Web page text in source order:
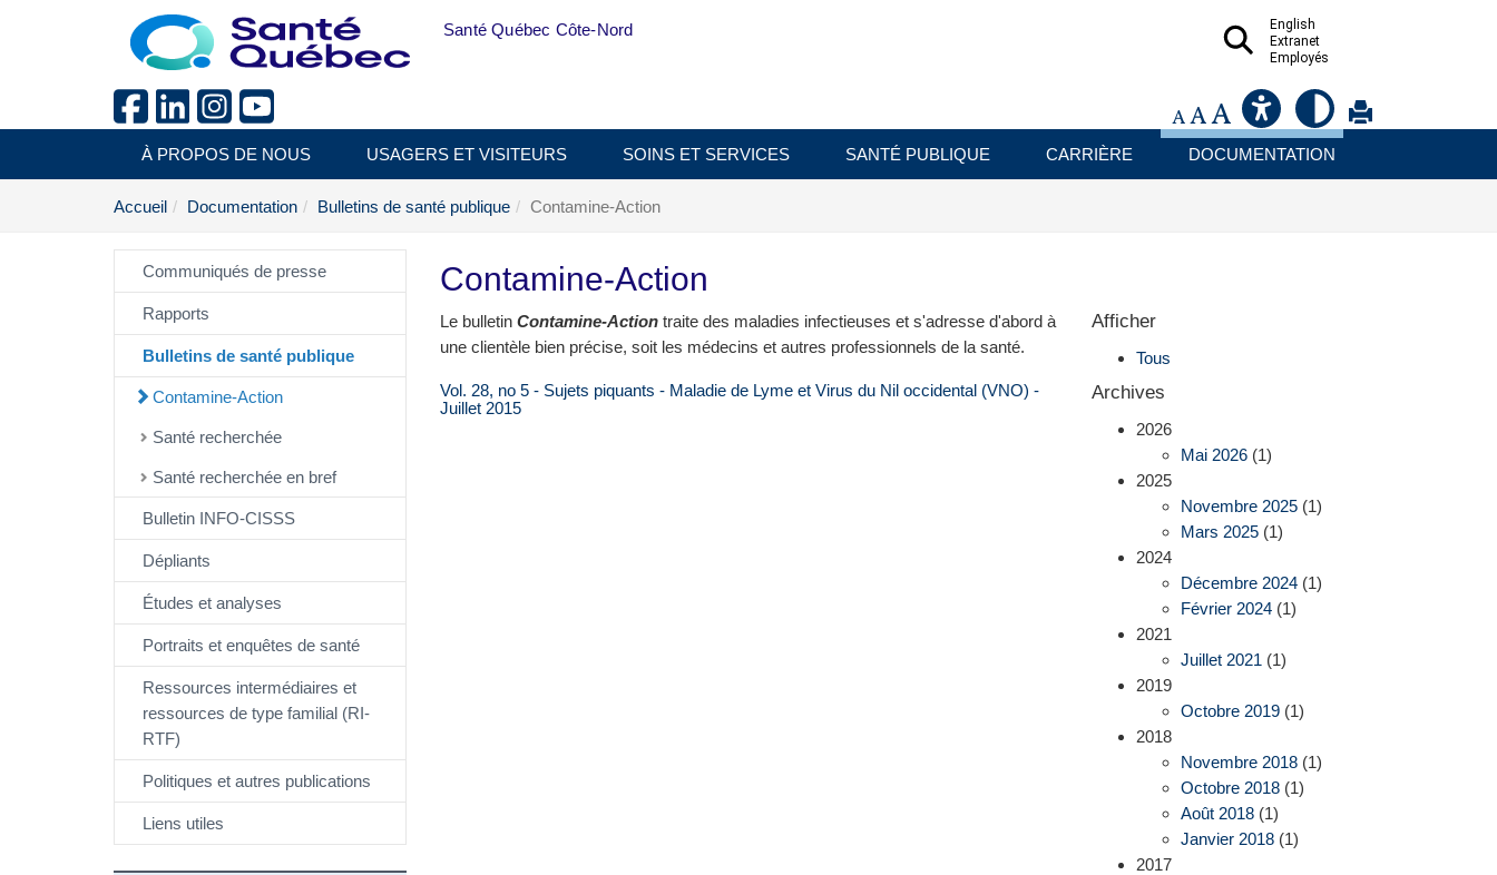
Aller au menu principal
English
Extranet
Employés
Santé Québec Côte-Nord
À PROPOS DE NOUS USAGERS ET VISITEURS SOINS ET SERVICES SANTÉ PUBLIQUE CARRIÈRE DOCUMENTATION
Accueil Documentation Bulletins de santé publique Contamine-Action
Communiqués de presse
Rapports
Bulletins de santé publique
Contamine-Action
Santé recherchée
Santé recherchée en bref
Bulletin INFO-CISSS
Dépliants
Études et analyses
Portraits et enquêtes de santé
Ressources intermédiaires et
ressources de type familial (RI-
RTF)
Politiques et autres publications
Liens utiles
Contamine-Action
Le bulletin Contamine-Actiontraite des maladies infectieuses et s'adresse d'abord à
une clientèle bien précise, soit les médecins et autres professionnels de la santé.
Vol. 28, no 5 - Sujets piquants - Maladie de Lyme et Virus du Nil occidental (VNO) -
Juillet 2015
Afficher
Tous
Archives
2026
Mai 2026(1)
2025
Novembre 2025(1)
Mars 2025(1)
2024
Décembre 2024(1)
Février 2024(1)
2021
Juillet 2021 (1)
2019
Octobre 2019(1)
2018
Novembre 2018(1)
Octobre 2018(1)
Août 2018(1)
Janvier 2018(1)
2017